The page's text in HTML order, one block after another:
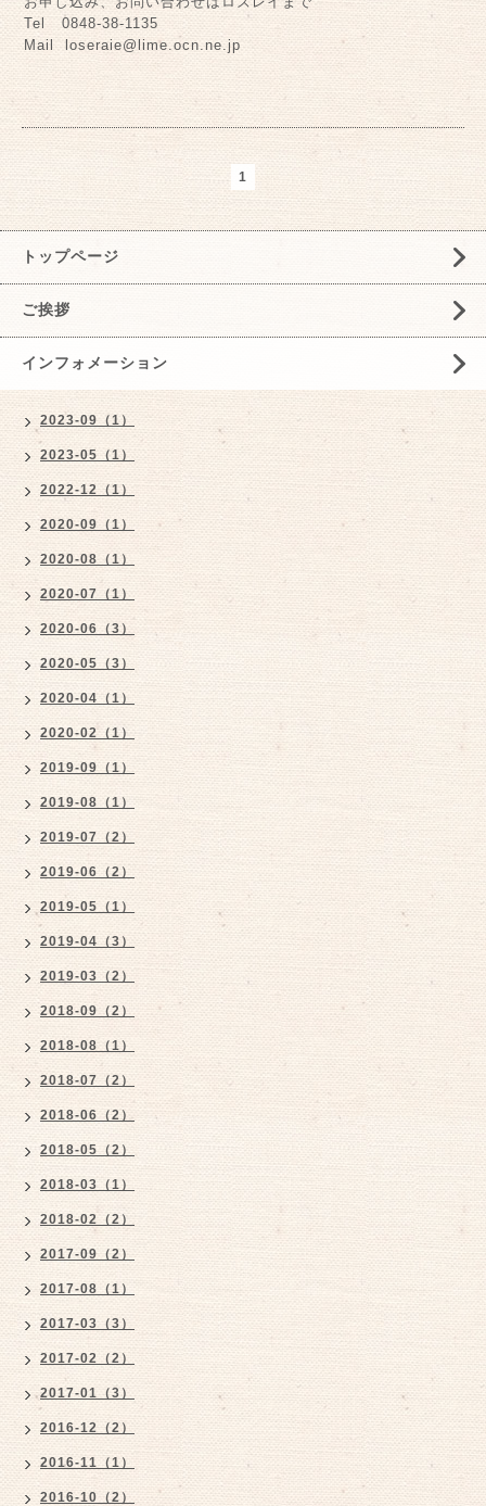
Tel 0848-38-1135
Mail loseraie@lime.ocn.ne.jp
1
トップページ
ご挨拶
インフォメーション
2023-09（1）
2023-05（1）
2022-12（1）
2020-09（1）
2020-08（1）
2020-07（1）
2020-06（3）
2020-05（3）
2020-04（1）
2020-02（1）
2019-09（1）
2019-08（1）
2019-07（2）
2019-06（2）
2019-05（1）
2019-04（3）
2019-03（2）
2018-09（2）
2018-08（1）
2018-07（2）
2018-06（2）
2018-05（2）
2018-03（1）
2018-02（2）
2017-09（2）
2017-08（1）
2017-03（3）
2017-02（2）
2017-01（3）
2016-12（2）
2016-11（1）
2016-10（2）